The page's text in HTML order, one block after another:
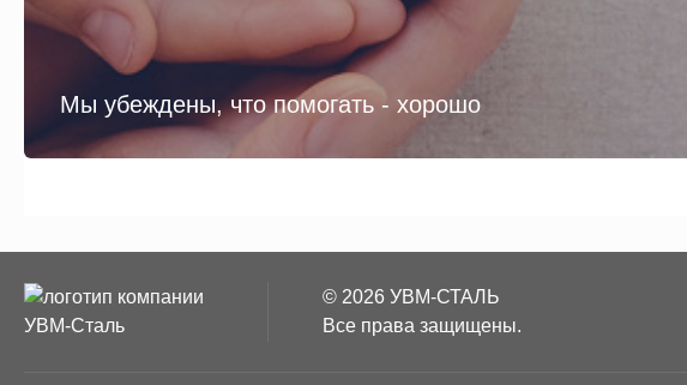
Мы убеждены, что помогать - хорошо
© 2026 УВМ-СТАЛЬ
Все права защищены.